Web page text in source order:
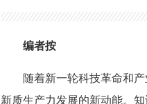
编者按
随着新一轮科技革命和
新质生产力发展的新动能。